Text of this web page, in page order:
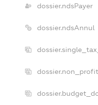
dossier.ndsPayer
dossier.ndsAnnul
dossier.non_profit